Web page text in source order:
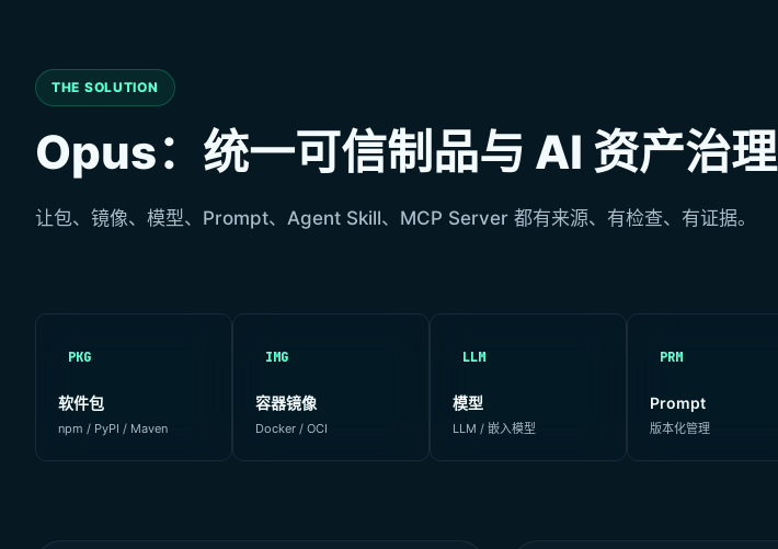
THE SOLUTION
Opus：统一可信制品与 AI 资产治理
让包、镜像、模型、Prompt、Agent Skill、MCP Server 都有来源、有检查、有证据。
PKG
软件包
npm / PyPI / Maven
IMG
容器镜像
Docker / OCI
LLM
模型
LLM / 嵌入模型
PRM
Prompt
版本化管理